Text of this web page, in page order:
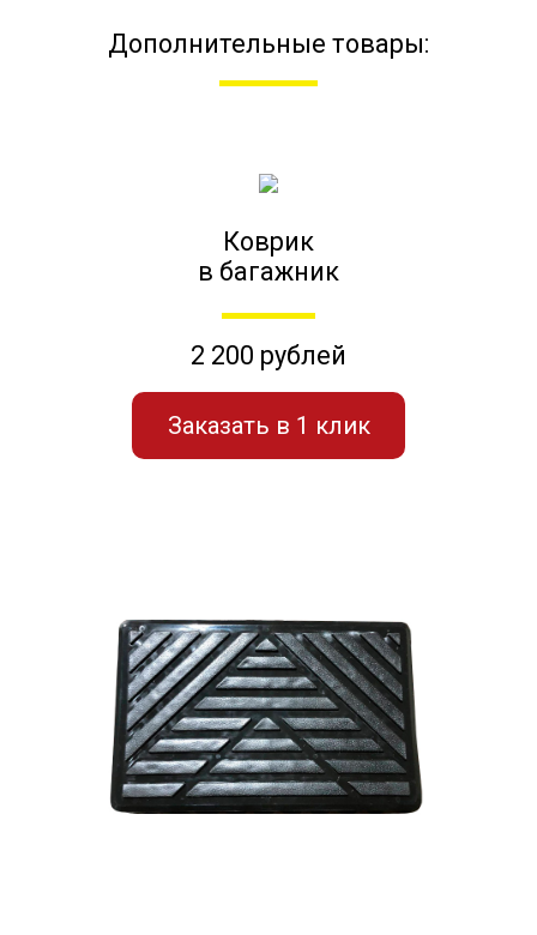
Дополнительные товары:
Коврик
в багажник
2 200 рублей
Заказать в 1 клик